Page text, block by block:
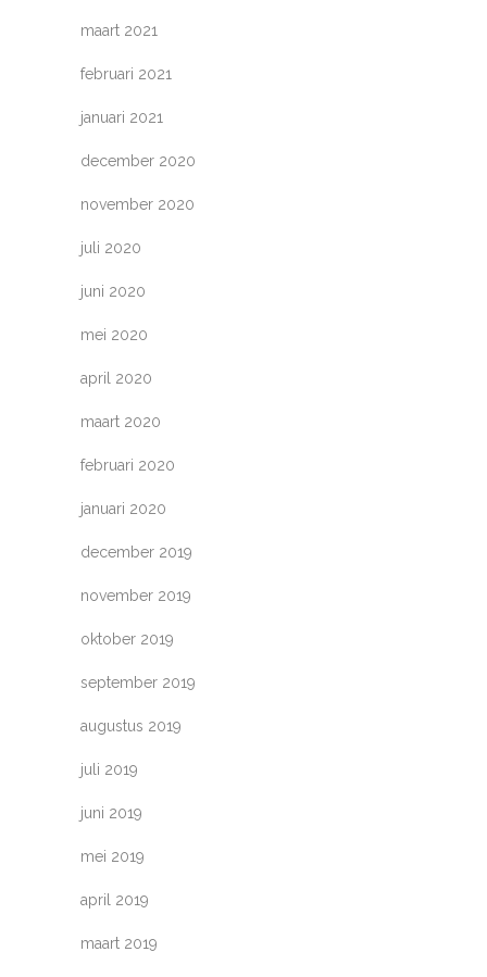
maart 2021
februari 2021
januari 2021
december 2020
november 2020
juli 2020
juni 2020
mei 2020
april 2020
maart 2020
februari 2020
januari 2020
december 2019
november 2019
oktober 2019
september 2019
augustus 2019
juli 2019
juni 2019
mei 2019
april 2019
maart 2019